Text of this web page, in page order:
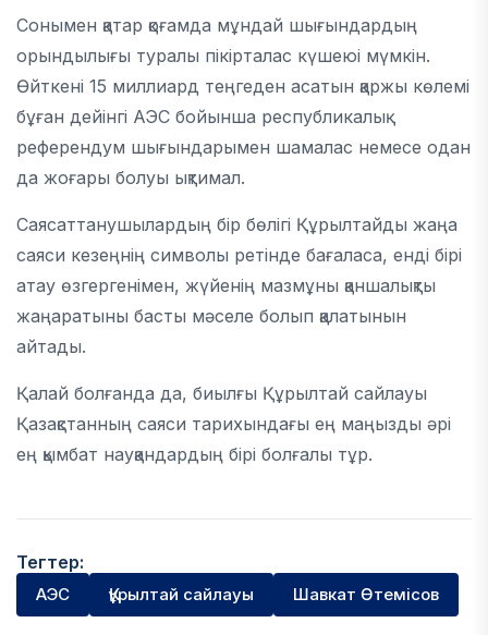
Сонымен қатар қоғамда мұндай шығындардың
орындылығы туралы пікірталас күшеюі мүмкін.
Өйткені 15 миллиард теңгеден асатын қаржы көлемі
бұған дейінгі АЭС бойынша республикалық
референдум шығындарымен шамалас немесе одан
да жоғары болуы ықтимал.
Саясаттанушылардың бір бөлігі Құрылтайды жаңа
саяси кезеңнің символы ретінде бағаласа, енді бірі
атау өзгергенімен, жүйенің мазмұны қаншалықты
жаңаратыны басты мәселе болып қалатынын
айтады.
Қалай болғанда да, биылғы Құрылтай сайлауы
Қазақстанның саяси тарихындағы ең маңызды әрі
ең қымбат науқандардың бірі болғалы тұр.
Тегтер:
АЭС Құрылтай сайлауы Шавкат Өтемісов